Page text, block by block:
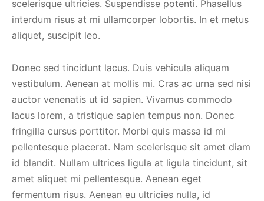
scelerisque ultricies. Suspendisse potenti. Phasellus
interdum risus at mi ullamcorper lobortis. In et metus
aliquet, suscipit leo.
Donec sed tincidunt lacus. Duis vehicula aliquam
vestibulum. Aenean at mollis mi. Cras ac urna sed nisi
auctor venenatis ut id sapien. Vivamus commodo
lacus lorem, a tristique sapien tempus non. Donec
fringilla cursus porttitor. Morbi quis massa id mi
pellentesque placerat. Nam scelerisque sit amet diam
id blandit. Nullam ultrices ligula at ligula tincidunt, sit
amet aliquet mi pellentesque. Aenean eget
fermentum risus. Aenean eu ultricies nulla, id